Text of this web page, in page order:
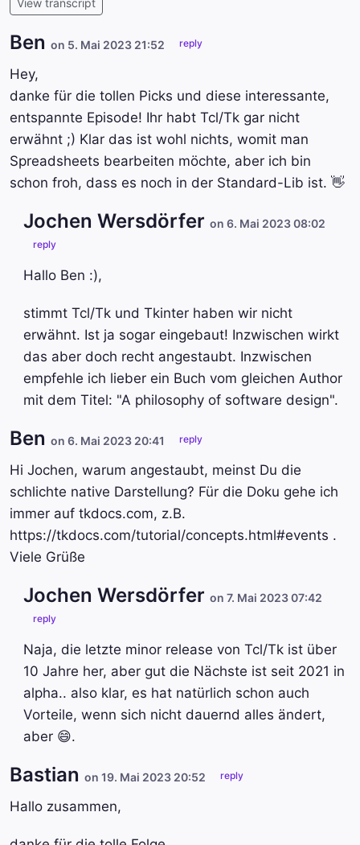
View transcript
Ben on 5. Mai 2023 21:52 reply
Hey,
danke für die tollen Picks und diese interessante,
entspannte Episode! Ihr habt Tcl/Tk gar nicht
erwähnt ;) Klar das ist wohl nichts, womit man
Spreadsheets bearbeiten möchte, aber ich bin
schon froh, dass es noch in der Standard-Lib ist. 👋
Jochen Wersdörfer on 6. Mai 2023 08:02
reply
Hallo Ben :),
stimmt Tcl/Tk und Tkinter haben wir nicht
erwähnt. Ist ja sogar eingebaut! Inzwischen wirkt
das aber doch recht angestaubt. Inzwischen
empfehle ich lieber ein Buch vom gleichen Author
mit dem Titel: "A philosophy of software design".
Ben on 6. Mai 2023 20:41 reply
Hi Jochen, warum angestaubt, meinst Du die
schlichte native Darstellung? Für die Doku gehe ich
immer auf tkdocs.com, z.B.
https://tkdocs.com/tutorial/concepts.html#events .
Viele Grüße
Jochen Wersdörfer on 7. Mai 2023 07:42
reply
Naja, die letzte minor release von Tcl/Tk ist über
10 Jahre her, aber gut die Nächste ist seit 2021 in
alpha.. also klar, es hat natürlich schon auch
Vorteile, wenn sich nicht dauernd alles ändert,
aber 😄.
Bastian on 19. Mai 2023 20:52 reply
Hallo zusammen,